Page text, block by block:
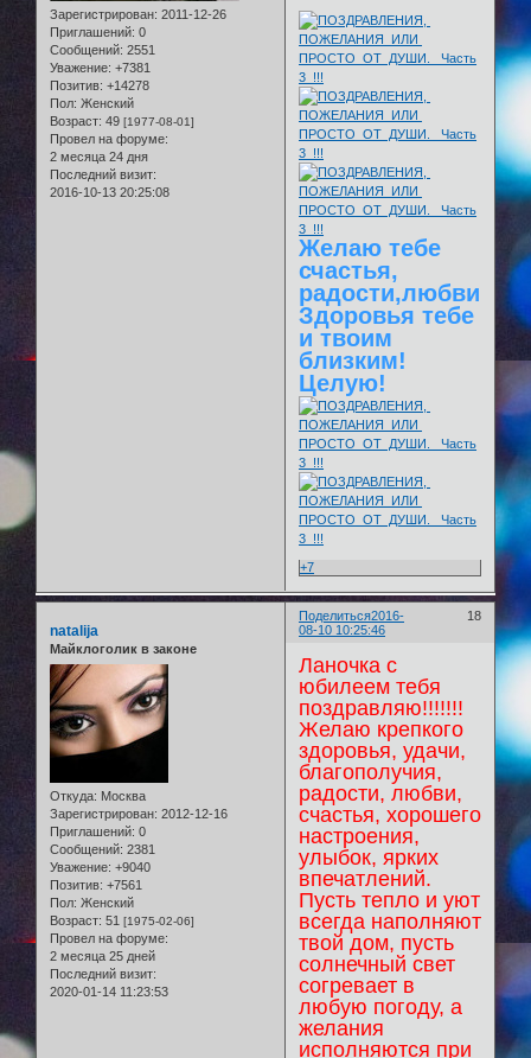
Зарегистрирован: 2011-12-26
Приглашений: 0
Сообщений: 2551
Уважение: +7381
Позитив: +14278
Пол: Женский
Возраст: 49 [1977-08-01]
Провел на форуме:
2 месяца 24 дня
Последний визит:
2016-10-13 20:25:08
Желаю тебе
счастья,
радости,любви!
Здоровья тебе
и твоим
близким!
Целую!
+7
Поделиться 18
2016-
08-10 10:25:46
natalija
Майклоголик в законе
Откуда: Москва
Зарегистрирован: 2012-12-16
Приглашений: 0
Сообщений: 2381
Уважение: +9040
Позитив: +7561
Пол: Женский
Возраст: 51 [1975-02-06]
Провел на форуме:
2 месяца 25 дней
Последний визит:
2020-01-14 11:23:53
Ланочка с
юбилеем тебя
поздравляю!!!!!!!
Желаю крепкого
здоровья, удачи,
благополучия,
радости, любви,
счастья, хорошего
настроения,
улыбок, ярких
впечатлений.
Пусть тепло и уют
всегда наполняют
твой дом, пусть
солнечный свет
согревает в
любую погоду, а
желания
исполняются при